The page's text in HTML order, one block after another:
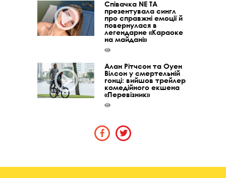
Співачка NE TA
презентувала сингл
про справжні емоції й
повернулася в
легендарне «Караоке
на майдані»
Алан Рітчсон та Оуен
Вілсон у смертельній
гонці: вийшов трейлер
комедійного екшена
«Перевізник»